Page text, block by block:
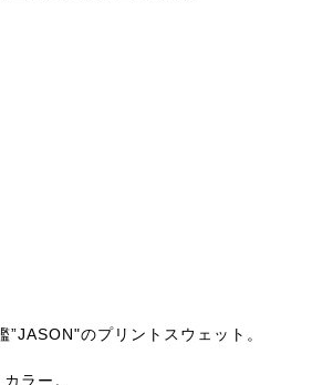
”JASON"のプリントスウェット。
ラー。